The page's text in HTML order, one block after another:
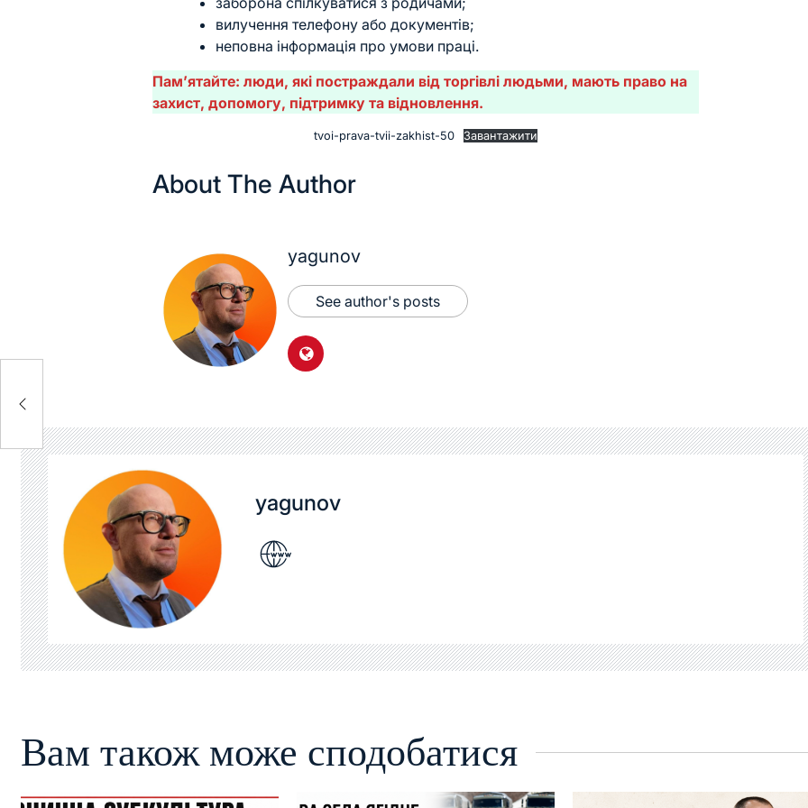
вилучення телефону або документів;
неповна інформація про умови праці.
Пам’ятайте: люди, які постраждали від торгівлі людьми, мають право на
захист, допомогу, підтримку та відновлення.
tvoi-prava-tvii-zakhist-50 Завантажити
About The Author
yagunov
See author's posts
yagunov
Вам також може сподобатися